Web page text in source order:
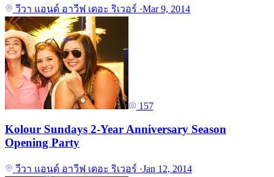
วีวา แอนด์ อาวีฟ เดอะ ริเวอร์ ·Mar 9, 2014
157
Kolour Sundays 2-Year Anniversary Season
Opening Party
วีวา แอนด์ อาวีฟ เดอะ ริเวอร์ ·Jan 12, 2014